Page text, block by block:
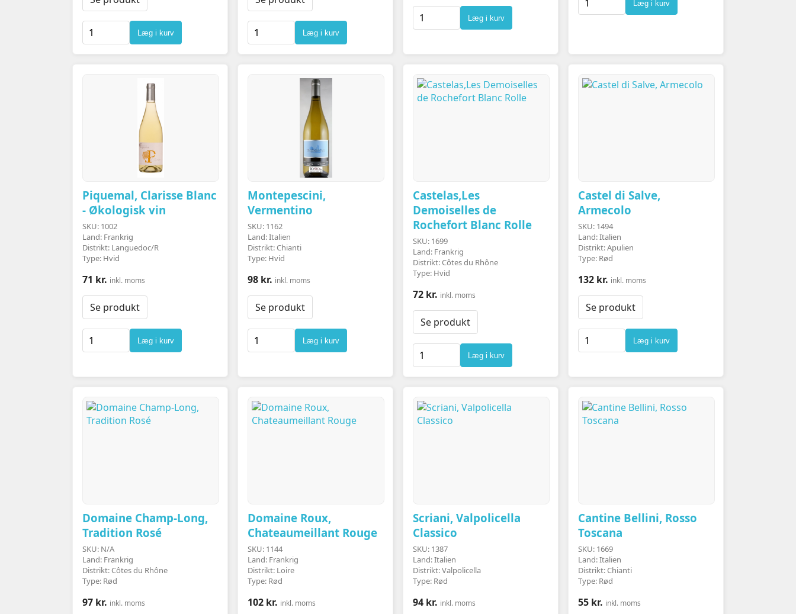
Læg i kurv Læg i kurv
Læg i kurv
Læg i kurv
Piquemal, Clarisse Blanc
- Økologisk vin
SKU: 1002
Land: Frankrig
Distrikt: Languedoc/R
Type: Hvid
71 kr. inkl. moms
Se produkt
Læg i kurv
Montepescini,
Vermentino
SKU: 1162
Land: Italien
Distrikt: Chianti
Type: Hvid
98 kr. inkl. moms
Se produkt
Læg i kurv
Castelas,Les
Demoiselles de
Rochefort Blanc Rolle
SKU: 1699
Land: Frankrig
Distrikt: Côtes du Rhône
Type: Hvid
72 kr. inkl. moms
Se produkt
Læg i kurv
Castel di Salve,
Armecolo
SKU: 1494
Land: Italien
Distrikt: Apulien
Type: Rød
132 kr. inkl. moms
Se produkt
Læg i kurv
Domaine Champ-Long,
Tradition Rosé
SKU: N/A
Land: Frankrig
Distrikt: Côtes du Rhône
Type: Rød
97 kr. inkl. moms
Domaine Roux,
Chateaumeillant Rouge
SKU: 1144
Land: Frankrig
Distrikt: Loire
Type: Rød
102 kr. inkl. moms
Scriani, Valpolicella
Classico
SKU: 1387
Land: Italien
Distrikt: Valpolicella
Type: Rød
94 kr. inkl. moms
Cantine Bellini, Rosso
Toscana
SKU: 1669
Land: Italien
Distrikt: Chianti
Type: Rød
55 kr. inkl. moms